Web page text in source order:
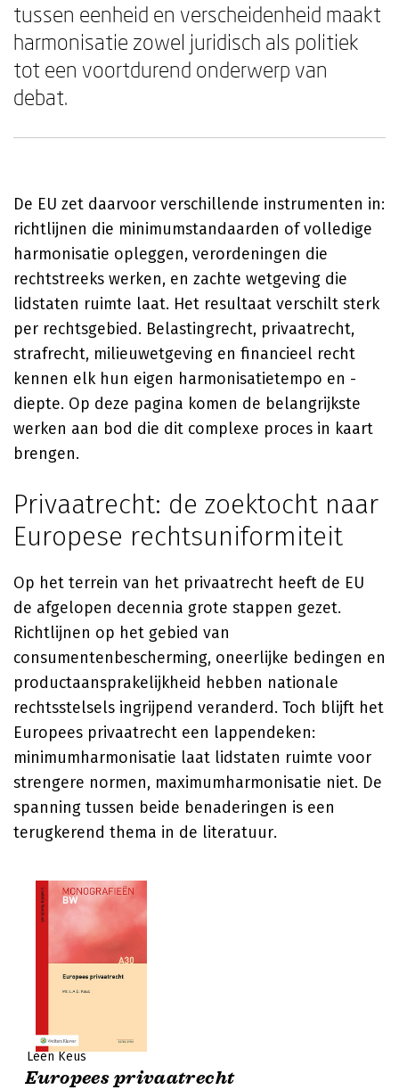
tussen eenheid en verscheidenheid maakt
harmonisatie zowel juridisch als politiek
tot een voortdurend onderwerp van
debat.
De EU zet daarvoor verschillende instrumenten in:
richtlijnen die minimumstandaarden of volledige
harmonisatie opleggen, verordeningen die
rechtstreeks werken, en zachte wetgeving die
lidstaten ruimte laat. Het resultaat verschilt sterk
per rechtsgebied. Belastingrecht, privaatrecht,
strafrecht, milieuwetgeving en financieel recht
kennen elk hun eigen harmonisatietempo en -
diepte. Op deze pagina komen de belangrijkste
werken aan bod die dit complexe proces in kaart
brengen.
Privaatrecht: de zoektocht naar
Europese rechtsuniformiteit
Op het terrein van het privaatrecht heeft de EU
de afgelopen decennia grote stappen gezet.
Richtlijnen op het gebied van
consumentenbescherming, oneerlijke bedingen en
productaansprakelijkheid hebben nationale
rechtsstelsels ingrijpend veranderd. Toch blijft het
Europees privaatrecht een lappendeken:
minimumharmonisatie laat lidstaten ruimte voor
strengere normen, maximumharmonisatie niet. De
spanning tussen beide benaderingen is een
terugkerend thema in de literatuur.
Leen Keus
Europees privaatrecht